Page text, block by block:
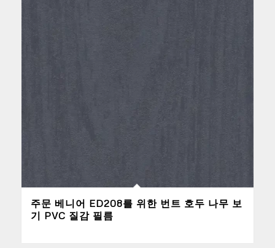
주문 베니어 ED208를 위한 번트 호두 나무 보
기 PVC 질감 필름